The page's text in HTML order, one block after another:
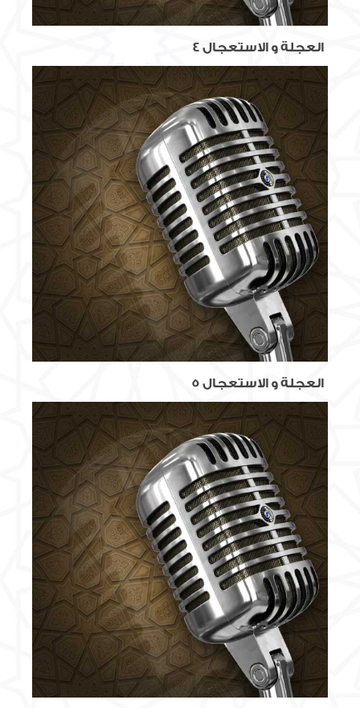
العجلة و الاستعجال 4
العجلة و الاستعجال 5